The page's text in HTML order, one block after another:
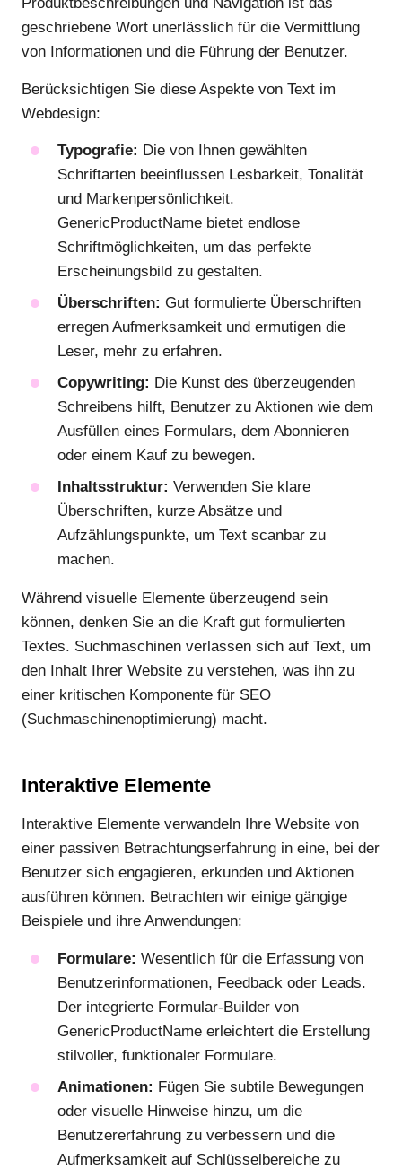
Produktbeschreibungen und Navigation ist das
geschriebene Wort unerlässlich für die Vermittlung
von Informationen und die Führung der Benutzer.
Berücksichtigen Sie diese Aspekte von Text im
Webdesign:
Typografie: Die von Ihnen gewählten
Schriftarten beeinflussen Lesbarkeit, Tonalität
und Markenpersönlichkeit.
GenericProductName bietet endlose
Schriftmöglichkeiten, um das perfekte
Erscheinungsbild zu gestalten.
Überschriften: Gut formulierte Überschriften
erregen Aufmerksamkeit und ermutigen die
Leser, mehr zu erfahren.
Copywriting: Die Kunst des überzeugenden
Schreibens hilft, Benutzer zu Aktionen wie dem
Ausfüllen eines Formulars, dem Abonnieren
oder einem Kauf zu bewegen.
Inhaltsstruktur: Verwenden Sie klare
Überschriften, kurze Absätze und
Aufzählungspunkte, um Text scanbar zu
machen.
Während visuelle Elemente überzeugend sein
können, denken Sie an die Kraft gut formulierten
Textes. Suchmaschinen verlassen sich auf Text, um
den Inhalt Ihrer Website zu verstehen, was ihn zu
einer kritischen Komponente für SEO
(Suchmaschinenoptimierung) macht.
Interaktive Elemente
Interaktive Elemente verwandeln Ihre Website von
einer passiven Betrachtungserfahrung in eine, bei der
Benutzer sich engagieren, erkunden und Aktionen
ausführen können. Betrachten wir einige gängige
Beispiele und ihre Anwendungen:
Formulare: Wesentlich für die Erfassung von
Benutzerinformationen, Feedback oder Leads.
Der integrierte Formular-Builder von
GenericProductName erleichtert die Erstellung
stilvoller, funktionaler Formulare.
Animationen: Fügen Sie subtile Bewegungen
oder visuelle Hinweise hinzu, um die
Benutzererfahrung zu verbessern und die
Aufmerksamkeit auf Schlüsselbereiche zu